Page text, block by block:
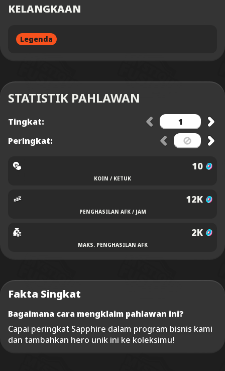
KELANGKAAN
Legenda
STATISTIK PAHLAWAN
Tingkat:
Peringkat:
10
KOIN / KETUK
12K
PENGHASILAN AFK / JAM
2K
MAKS. PENGHASILAN AFK
Fakta Singkat
Bagaimana cara mengklaim pahlawan ini?
Capai peringkat Sapphire dalam program bisnis kami
dan tambahkan hero unik ini ke koleksimu!